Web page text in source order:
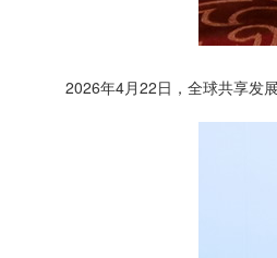
2026年4月22日，全球共享发